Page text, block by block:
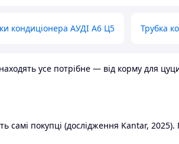
кондиціонера АУДІ А6 Ц5 Трубка
усе потрібне — від корму для
покупці (дослідження Kantar,